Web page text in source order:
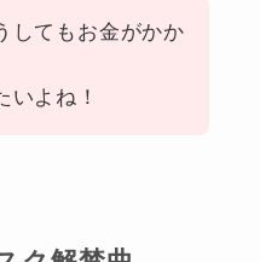
してもお金がかか
いよね！